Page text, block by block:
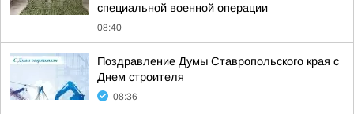
специальной военной операции
08:40
Поздравление Думы Ставропольского края с
Днем строителя
08:36